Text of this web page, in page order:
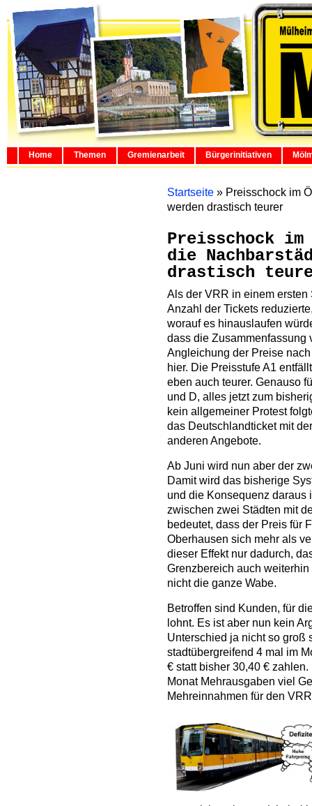
Home Themen Gremienarbeit Bürgerinitiativen
Startseite » Preisschock im
werden drastisch teurer
Preisschock im
die
drastisch
Als der VRR in einem ersten
Anzahl der Tickets
worauf es hinauslaufen
dass die Zusammenfassung
Angleichung der Preise
hier. Die Preisstufe A1
eben auch teurer. Genauso
und D, alles jetzt zum
kein allgemeiner Protest
das Deutschlandticket mit
anderen Angebote.
Ab Juni wird nun aber der
Damit wird das bisherige
und die Konsequenz daraus
zwischen zwei Städten mit
bedeutet, dass der Preis für
Oberhausen sich mehr als
dieser Effekt nur dadurch,
Grenzbereich auch
nicht die ganze Wabe.
Betroffen sind Kunden, für
lohnt. Es ist aber nun kein
Unterschied ja nicht so groß
stadtübergreifend 4 mal im
€ statt bisher 30,40 €
Monat Mehrausgaben viel
Mehreinnahmen für den